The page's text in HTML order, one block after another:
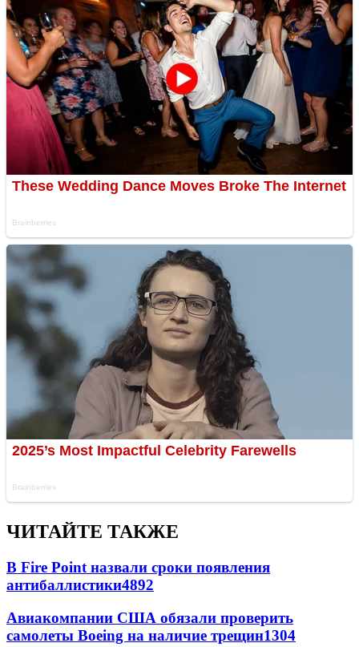
ЧИТАЙТЕ ТАКЖЕ
В Fire Point назвали сроки появления
антибаллистики4892
Авиакомпании США обязали проверить
самолеты Boeing на наличие трещин1304